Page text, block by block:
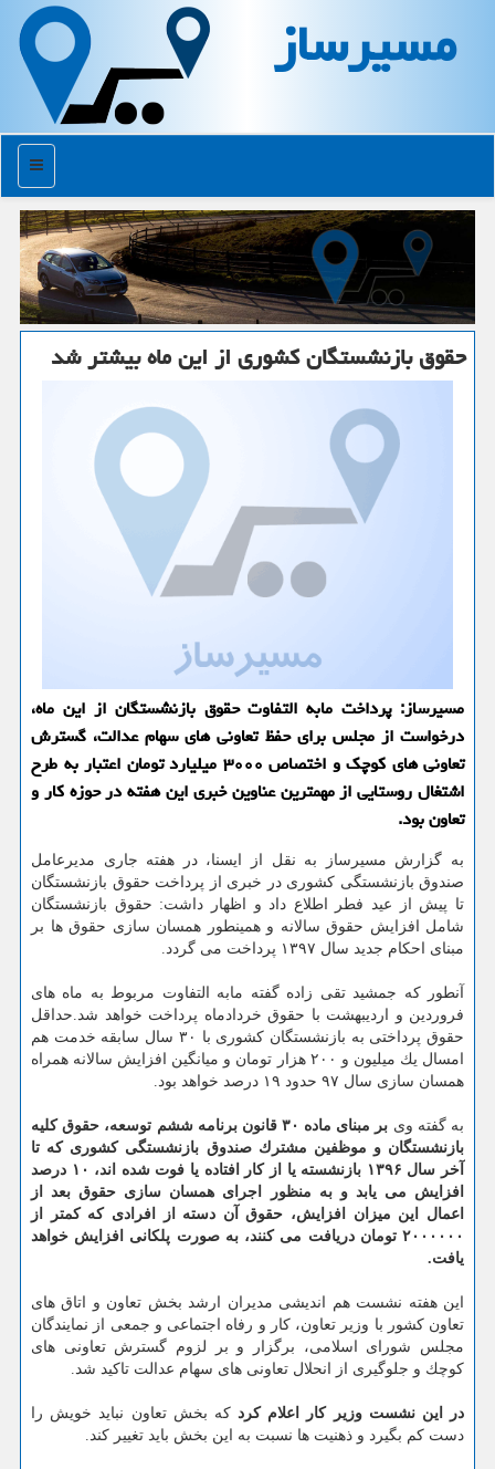
مسیرساز
منو
حقوق بازنشستگان كشوری از این ماه بیشتر شد
مسیرساز: پرداخت مابه التفاوت حقوق بازنشستگان از این ماه،
درخواست از مجلس برای حفظ تعاونی های سهام عدالت، گسترش
تعاونی های كوچك و اختصاص ۳۰۰۰ میلیارد تومان اعتبار به طرح
اشتغال روستایی از مهمترین عناوین خبری این هفته در حوزه كار و
تعاون بود.
به گزارش مسیرساز به نقل از ایسنا، در هفته جاری مدیرعامل
صندوق بازنشستگی كشوری در خبری از پرداخت حقوق بازنشستگان
تا پیش از عید فطر اطلاع داد و اظهار داشت: حقوق بازنشستگان
شامل افزایش حقوق سالانه و همینطور همسان سازی حقوق ها بر
مبنای احكام جدید سال ۱۳۹۷ پرداخت می گردد.
آنطور كه جمشید تقی زاده گفته مابه التفاوت مربوط به ماه های
فروردین و اردیبهشت با حقوق خردادماه پرداخت خواهد شد.حداقل
حقوق پرداختی به بازنشستگان كشوری با ۳۰ سال سابقه خدمت هم
امسال یك میلیون و ۲۰۰ هزار تومان و میانگین افزایش سالانه همراه
همسان سازی سال ۹۷ حدود ۱۹ درصد خواهد بود.
به گفته وی
بر مبنای ماده ۳۰ قانون برنامه ششم توسعه، حقوق كلیه
بازنشستگان و موظفین مشترك صندوق بازنشستگی كشوری كه تا
آخر سال ۱۳۹۶ بازنشسته یا از كار افتاده یا فوت شده اند، ۱۰ درصد
افزایش می یابد و به منظور اجرای همسان سازی حقوق بعد از
اعمال این میزان افزایش، حقوق آن دسته از افرادی كه كمتر از
۲۰۰۰۰۰۰ تومان دریافت می كنند، به صورت پلكانی افزایش خواهد
یافت.
این هفته نشست هم اندیشی مدیران ارشد بخش تعاون و اتاق های
تعاون كشور با وزیر تعاون، كار و رفاه اجتماعی و جمعی از نمایندگان
مجلس شورای اسلامی، برگزار و بر لزوم گسترش تعاونی های
كوچك و جلوگیری از انحلال تعاونی های سهام عدالت تاكید شد.
در این نشست وزیر كار اعلام كرد كه بخش تعاون نباید خویش را
دست كم بگیرد و ذهنیت ها نسبت به این بخش باید تغییر كند.